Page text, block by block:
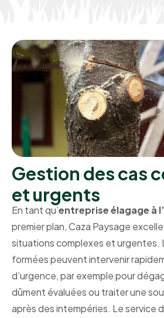
Gestion des cas
et urgents
En tant qu’entreprise élagage à
premier plan, Caza Paysage
situations complexes et urgentes.
formées peuvent intervenir
d’urgence, par exemple pour
dûment évaluées ou traiter une
après des intempéries. Le service